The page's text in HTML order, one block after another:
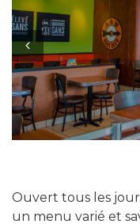
Previous
Ouvert tous les
un menu varié et